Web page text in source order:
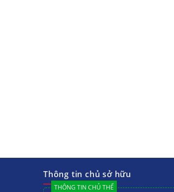
Thông tin chủ sở hữu
THÔNG TIN CHỦ THỂ